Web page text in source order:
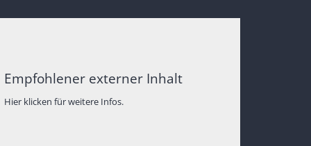
Empfohlener externer Inhalt
Hier klicken für weitere Infos.